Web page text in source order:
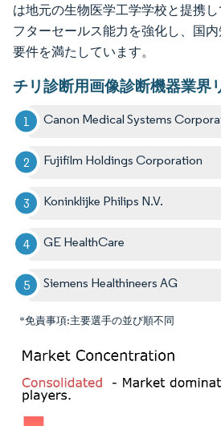
は地元の生物医学工学学校と提携
フターセールス能力を強化し、国
要件を満たしています。
チリ診断用画像診断機器業界
Canon Medical Systems
Fujifilm Holdings Corporation
Koninklijke Philips N.V.
GE HealthCare
Siemens Healthineers AG
*免責事項:主要選手の並び順不同